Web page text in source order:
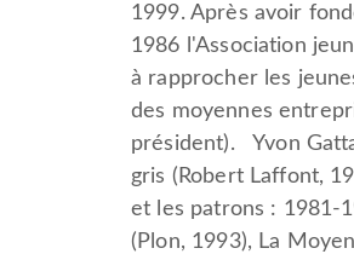
1999. Après avoir
1986 l'Association
à rapprocher les
des moyennes
président). Yvon
gris (Robert Laffont,
et les patrons : 1981-
(Plon, 1993), La